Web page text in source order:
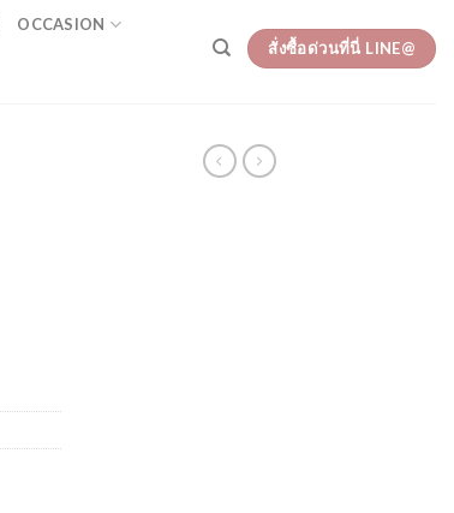
OCCASION
สั่งซื้อด่วนที่นี่ LINE@